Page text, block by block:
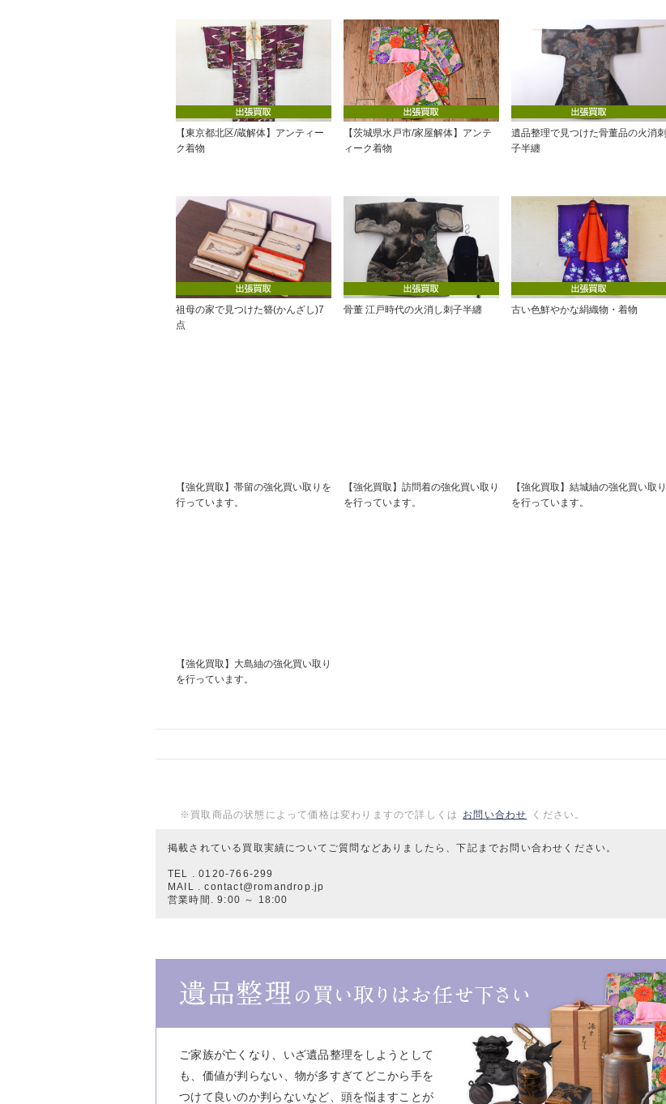
【東京都北区/蔵解体】アンティー
ク着物
【茨城県水戸市/家屋解体】アンテ
ィーク着物
遺品整理で見つけた骨董品の火消刺
子半纏
祖母の家で見つけた簪(かんざし)7
点
骨董 江戸時代の火消し刺子半纏 古い色鮮やかな絹織物・着物
【強化買取】帯留の強化買い取りを
行っています。
【強化買取】訪問着の強化買い取り
を行っています。
【強化買取】結城紬の強化買い取り
を行っています。
【強化買取】大島紬の強化買い取り
を行っています。
※買取商品の状態によって価格は変わりますので詳しくは お問い合わせ ください。
掲載されている買取実績についてご質問などありましたら、下記までお問い合わせください。
TEL . 0120-766-299
MAIL . contact@romandrop.jp
営業時間. 9:00 ～ 18:00
ご家族が亡くなり、いざ遺品整理をしようとして
も、価値が判らない、物が多すぎてどこから手を
つけて良いのか判らないなど、頭を悩ますことが